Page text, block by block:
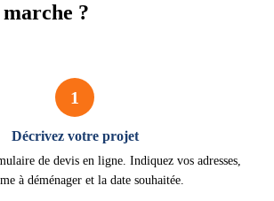
?
1
Décrivez votre projet
de devis en ligne. Indiquez vos adresses,
à déménager et la date souhaitée.